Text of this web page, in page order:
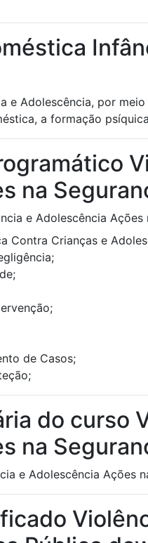
e Adolescência, por
a formação
na
e Adolescência
Contra Crianças e
de Casos;
do curso
na
e Adolescência Ações